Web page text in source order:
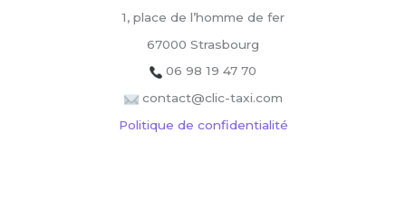
1, place de l’homme de fer
67000 Strasbourg
06 98 19 47 70
contact@clic-taxi.com
Politique de confidentialité